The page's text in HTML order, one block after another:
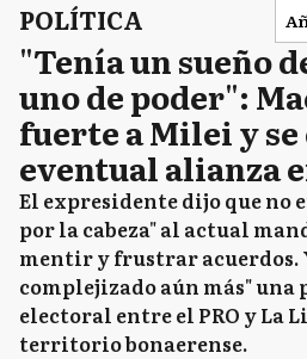
POLÍTICA
"Tenía un sueño
uno de poder":
fuerte a Milei y
eventual alianza
El expresidente dijo que no
por la cabeza" al actual
mentir y frustrar acuerdos.
complejizado aún más" una
electoral entre el PRO y La
territorio bonaerense.